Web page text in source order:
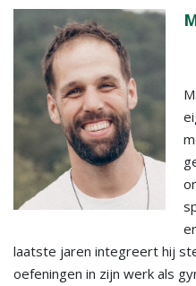
laatste jaren integreert hij
oefeningen in zijn werk als